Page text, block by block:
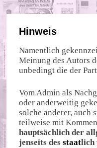
Hinweis
Namentlich
Meinung des Autors
unbedingt die der
Vom Admin als
oder anderweitig
solche anderer, auch
teilweise mit
hauptsächlich der
jenseits desstaatlich